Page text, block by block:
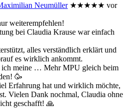
Neumüller ★★★★★ vor
weiterempfehlen!
bei Claudia Krause war einfach
alles verständlich erklärt und
es wirklich ankommt.
meine … MehrMPU gleich beim
🥳
Erfahrung hat und wirklich möchte,
Vielen Dank nochmal, Claudia ohne
geschafft! 🙏